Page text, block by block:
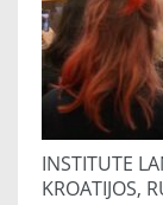
INSTITUTE
KROATIJOS,